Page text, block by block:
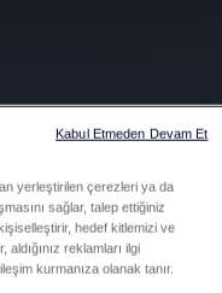
yerleştirilen çerezleri ya da
sağlar, talep ettiğiniz
hedef kitlemizi ve
reklamları ilgi
kurmanıza olanak tanır.
Kabul Etmeden Devam Et